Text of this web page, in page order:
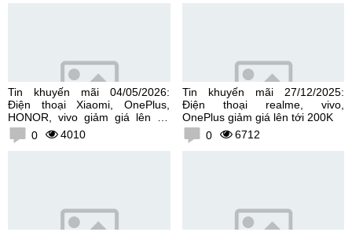
Tin khuyến mãi 04/05/2026:
Điện thoại Xiaomi, OnePlus,
HONOR, vivo giảm giá lên tới
300K0 4010
Tin khuyến mãi 27/12/2025:
Điện thoại realme, vivo,
OnePlus giảm giá lên tới 200K
0
6712